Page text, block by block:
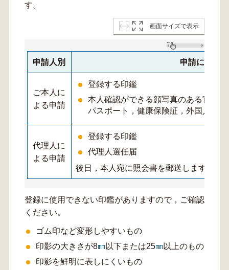
す。
画面サイズで表示
申請人別 申請に必要
ご本人に
よる申請
登録する印鑑
本人確認ができる顔写真のある官公
パスポート，健康保険証，外国人登
代理人に
よる申請
登録する印鑑
代理人選任届
後日，本人宛に照会書を郵送します。
登録に使用できない印鑑がありますので，ご確認
ください。
ゴム印など変形しやすいもの
印影の大きさが8
以下または25
以上のもの
印影を鮮明に表しにくいもの